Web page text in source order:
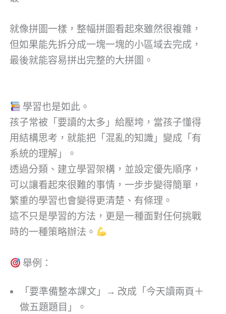
就像拼圖一樣，整幅拼圖看起來雖然很複雜，
但如果能先拆分成一塊一塊的小區域去完成，
最後就能容易拼出完整的大拼圖。
學習也是如此。
孩子常被「要讀的太多」給壓垮，當孩子懂得
用結構思考，就能把「混亂的知識」變成「有
系統的理解」。
透過分類、建立學習架構，並設定優先順序，
可以讓看起來很難的事情，一步步變得簡單，
繁重的學習也會變得更清楚、有條理。
這不只是學習的方法，更是一種面對任何挑戰
時的一種策略辦法。
舉例：
「要準備整本課文」→ 改成「今天讀兩頁＋
做五題題目」。